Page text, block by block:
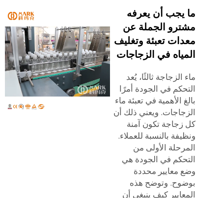
ما يجب أن يعرفه
مشترو الجملة عن
معدات تعبئة وتغليف
المياه في الزجاجات
ماء الزجاجة ثالثًا، يُعد
التحكم في الجودة أمرًا
بالغ الأهمية في تعبئة ماء
الزجاجات. ويعني ذلك أن
كل زجاجة تكون آمنة
ونظيفة بالنسبة للعملاء.
المرحلة الأولى من
التحكم في الجودة هي
وضع معايير محددة
بوضوح. وتوضح هذه
المعايير كيف ينبغي أن